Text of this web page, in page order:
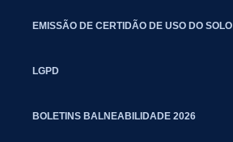
EMISSÃO DE CERTIDÃO DE USO DO SOLO
LGPD
BOLETINS BALNEABILIDADE 2026